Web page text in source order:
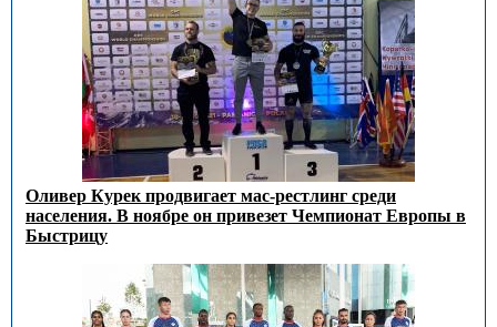
Оливер Курек продвигает мас-рестлинг среди
населения. В ноябре он привезет Чемпионат Европы в
Быстрицу